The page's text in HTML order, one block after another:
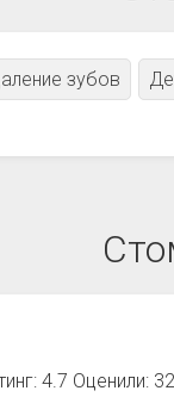
зубов
4.7 Оценили: